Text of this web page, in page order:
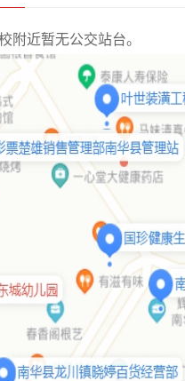
附近暂无公交站台。